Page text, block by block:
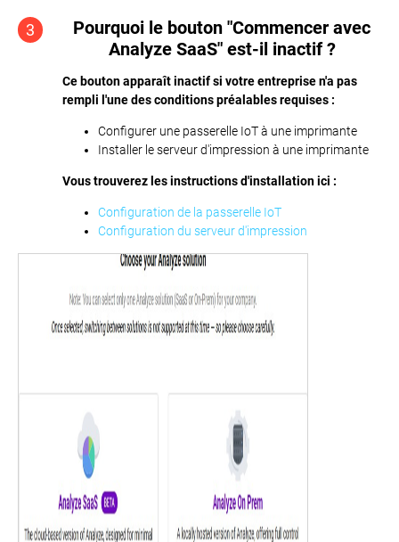
3
Pourquoi le bouton "Commencer avec
Analyze SaaS" est-il inactif ?
Ce bouton apparaît inactif si votre entreprise n'a pas
rempli l'une des conditions préalables requises :
Configurer une passerelle IoT à une imprimante
Installer le serveur d'impression à une imprimante
Vous trouverez les instructions d'installation ici :
Configuration de la passerelle IoT
Configuration du serveur d'impression